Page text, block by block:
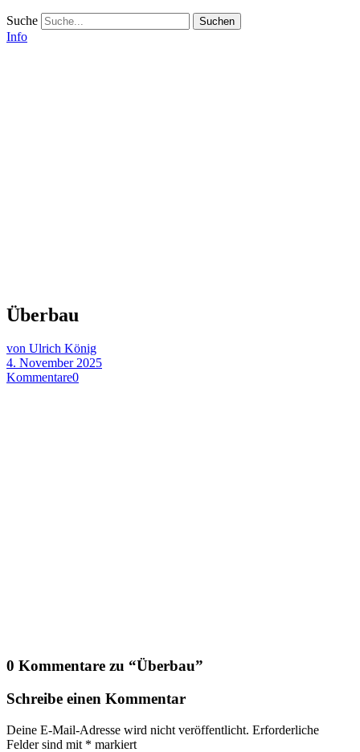
Suche
Info
Überbau
von Ulrich König
4. November 2025
Kommentare0
0 Kommentare zu “Überbau”
Schreibe einen Kommentar
Deine E-Mail-Adresse wird nicht veröffentlicht. Erforderliche
Felder sind mit * markiert